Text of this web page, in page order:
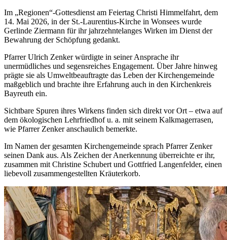
Im „Regionen“-Gottesdienst am Feiertag Christi Himmelfahrt, dem
14. Mai 2026, in der St.-Laurentius-Kirche in Wonsees wurde
Gerlinde Ziermann für ihr jahrzehntelanges Wirken im Dienst der
Bewahrung der Schöpfung gedankt.
Pfarrer Ulrich Zenker würdigte in seiner Ansprache ihr
unermüdliches und segensreiches Engagement. Über Jahre hinweg
prägte sie als Umweltbeauftragte das Leben der Kirchengemeinde
maßgeblich und brachte ihre Erfahrung auch in den Kirchenkreis
Bayreuth ein.
Sichtbare Spuren ihres Wirkens finden sich direkt vor Ort – etwa auf
dem ökologischen Lehrfriedhof u. a. mit seinem Kalkmagerrasen,
wie Pfarrer Zenker anschaulich bemerkte.
Im Namen der gesamten Kirchengemeinde sprach Pfarrer Zenker
seinen Dank aus. Als Zeichen der Anerkennung überreichte er ihr,
zusammen mit Christine Schubert und Gottfried Langenfelder, einen
liebevoll zusammengestellten Kräuterkorb.